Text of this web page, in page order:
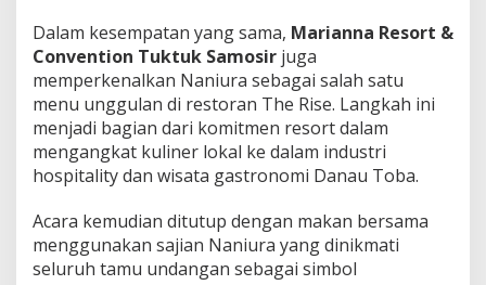
Dalam kesempatan yang sama, Marianna Resort &
Convention Tuktuk Samosir juga
memperkenalkan Naniura sebagai salah satu
menu unggulan di restoran The Rise. Langkah ini
menjadi bagian dari komitmen resort dalam
mengangkat kuliner lokal ke dalam industri
hospitality dan wisata gastronomi Danau Toba.
Acara kemudian ditutup dengan makan bersama
menggunakan sajian Naniura yang dinikmati
seluruh tamu undangan sebagai simbol